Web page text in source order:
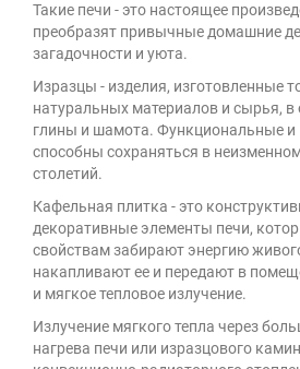
Такие печи - это настоящее
преобразят привычные домашние
загадочности и уюта.
Изразцы - изделия, изготовленные
натуральных материалов и сырья, в
глины и шамота. Функциональные и
способны сохраняться в
столетий.
Кафельная плитка - это
декоративные элементы печи,
свойствам забирают энергию
накапливают ее и передают в
и мягкое тепловое излучение.
Излучение мягкого тепла через
нагрева печи или изразцового